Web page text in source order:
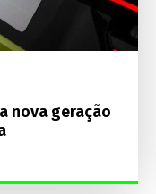
nova geração